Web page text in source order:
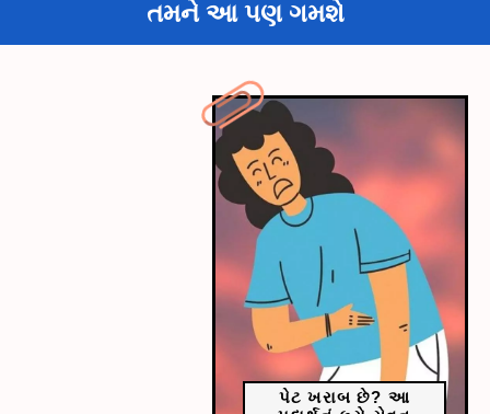
તમને આ પણ ગમશે
પેટ ખરાબ છે? આ